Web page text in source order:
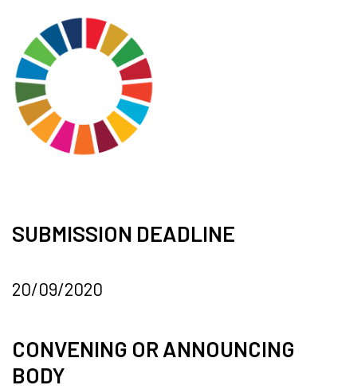
SUBMISSION DEADLINE
20/09/2020
CONVENING OR ANNOUNCING
BODY